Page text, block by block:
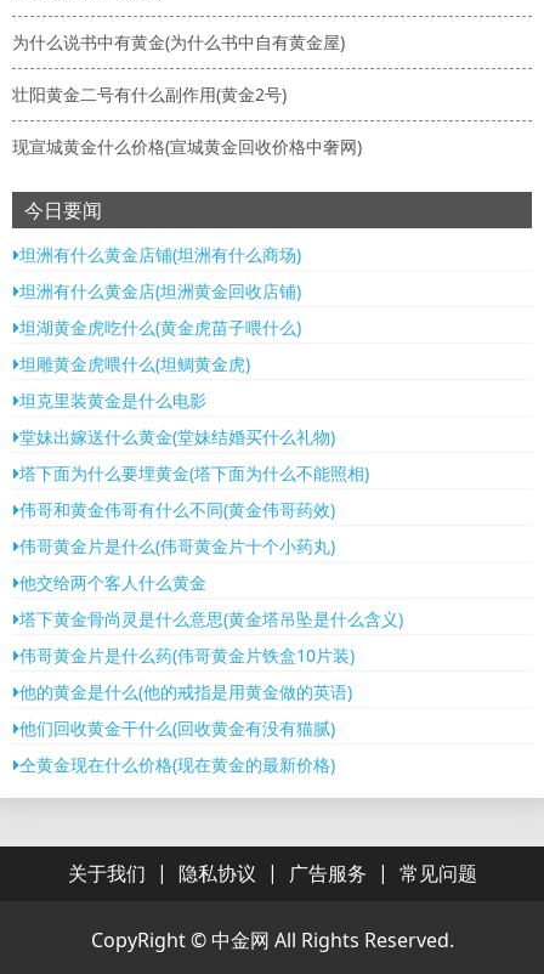
为什么说书中有黄金(为什么书中自有黄金屋)
壮阳黄金二号有什么副作用(黄金2号)
现宣城黄金什么价格(宣城黄金回收价格中奢网)
今日要闻
坦洲有什么黄金店铺(坦洲有什么商场)
坦洲有什么黄金店(坦洲黄金回收店铺)
坦湖黄金虎吃什么(黄金虎苗子喂什么)
坦雕黄金虎喂什么(坦鲷黄金虎)
坦克里装黄金是什么电影
堂妹出嫁送什么黄金(堂妹结婚买什么礼物)
塔下面为什么要埋黄金(塔下面为什么不能照相)
伟哥和黄金伟哥有什么不同(黄金伟哥药效)
伟哥黄金片是什么(伟哥黄金片十个小药丸)
他交给两个客人什么黄金
塔下黄金骨尚灵是什么意思(黄金塔吊坠是什么含义)
伟哥黄金片是什么药(伟哥黄金片铁盒10片装)
他的黄金是什么(他的戒指是用黄金做的英语)
他们回收黄金干什么(回收黄金有没有猫腻)
仝黄金现在什么价格(现在黄金的最新价格)
关于我们 | 隐私协议 | 广告服务 | 常见问题
CopyRight © 中金网 All Rights Reserved.